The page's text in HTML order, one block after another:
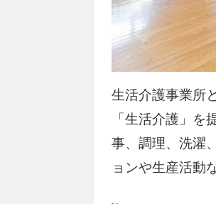
生活介護事業所
「生活介護」
事、調理、洗濯
ョンや生産活動